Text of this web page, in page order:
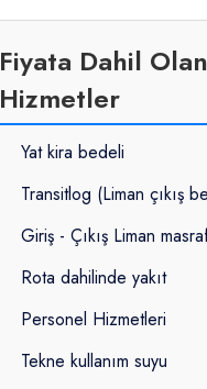
Fiyata Dahil Olan
Hizmetler
Yat kira bedeli
Transitlog (Liman çıkış
Giriş - Çıkış Liman
Rota dahilinde yakıt
Personel Hizmetleri
Tekne kullanım suyu